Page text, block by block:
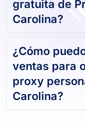
gratuita de
Carolina?
¿Cómo
ventas para
proxy
Carolina?